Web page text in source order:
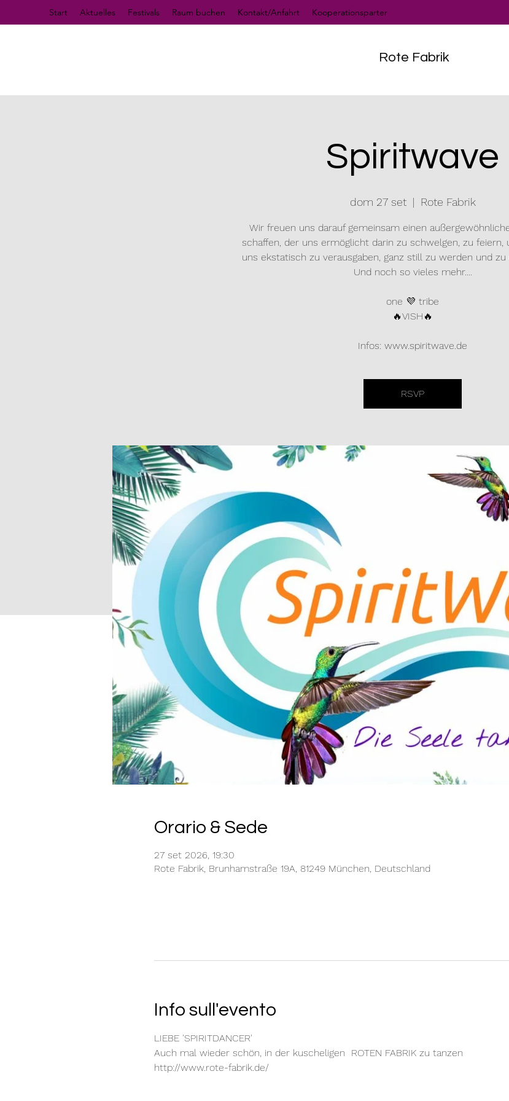
Start Aktuelles Festivals Raum buchen Kontakt/Anfahrt Kooperationsparter
Rote Fabrik
Spiritwave
dom 27 set
  |
Rote Fabrik
Wir freuen uns darauf gemeinsam einen
schaffen, der uns ermöglicht darin zu schwelgen, zu feiern,
uns ekstatisch zu verausgaben, ganz still zu werden und
Und noch so vieles mehr....
one 💜 tribe
🔥VISH🔥
Infos: www.spiritwave.de
RSVP
Orario & Sede
27 set 2026, 19:30
Rote Fabrik, Brunhamstraße 19A, 81249 München, Deutschland
Info sull'evento
LIEBE 'SPIRITDANCER'
Auch mal wieder schön, in der kuscheligen  ROTEN FABRIK zu tanzen
http://www.rote-fabrik.de/